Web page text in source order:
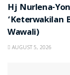
Hj Nurlena-
‘Keterwakilan
Wawali)
AUGUST 5, 2026